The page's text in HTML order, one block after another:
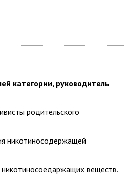
категории, руководитель
родительского
никотиносодержащей
никотиносоедаржащих веществ.